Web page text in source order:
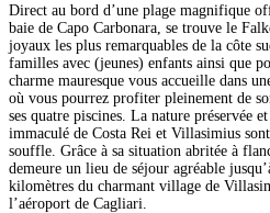
Direct au bord d’une plage magnifique
baie de Capo Carbonara, se trouve le
joyaux les plus remarquables de la côte
familles avec (jeunes) enfants ainsi que
charme mauresque vous accueille dans
où vous pourrez profiter pleinement de
ses quatre piscines. La nature préservée
immaculé de Costa Rei et Villasimius
souffle. Grâce à sa situation abritée à
demeure un lieu de séjour agréable
kilomètres du charmant village de
l’aéroport de Cagliari.